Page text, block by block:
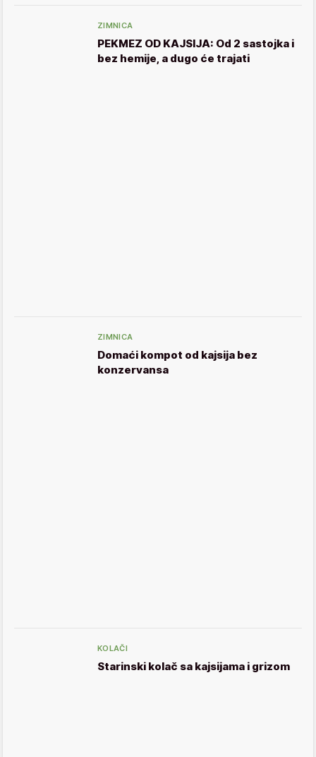
ZIMNICA
PEKMEZ OD KAJSIJA: Od 2 sastojka i
bez hemije, a dugo će trajati
ZIMNICA
Domaći kompot od kajsija bez
konzervansa
KOLAČI
Starinski kolač sa kajsijama i grizom